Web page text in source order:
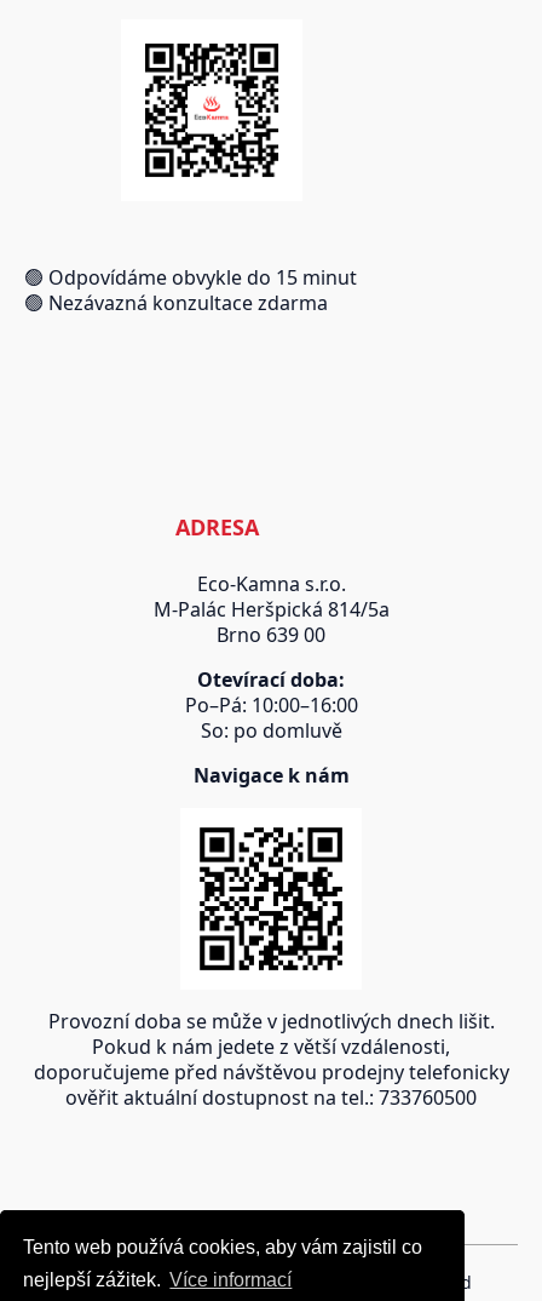
Tento web používá cookies, aby vám zajistil co
nejlepší zážitek. Více informací
Tento web používá cookies, aby vám zajistil co
nejlepší zážitek. Více informací
🟢 Odpovídáme obvykle do 15 minut
🟢 Nezávazná konzultace zdarma
ADRESA
Eco-Kamna s.r.o.
M-Palác Heršpická 814/5a
Brno 639 00
Otevírací doba:
Po–Pá: 10:00–16:00
So: po domluvě
Navigace k nám
Provozní doba se může v jednotlivých dnech lišit.
Pokud k nám jedete z větší vzdálenosti,
doporučujeme před návštěvou prodejny telefonicky
ověřit aktuální dostupnost na tel.: 733760500
Copyright © 2024 oravakrb.sk, All rights reserved